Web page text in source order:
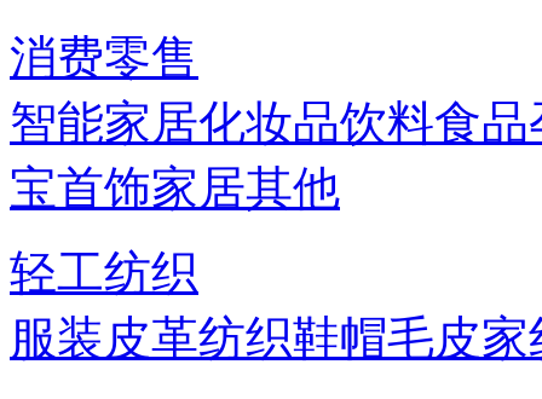
消费零售
智能家居化妆品饮料食品
宝首饰家居其他
轻工纺织
服装皮革纺织鞋帽毛皮家